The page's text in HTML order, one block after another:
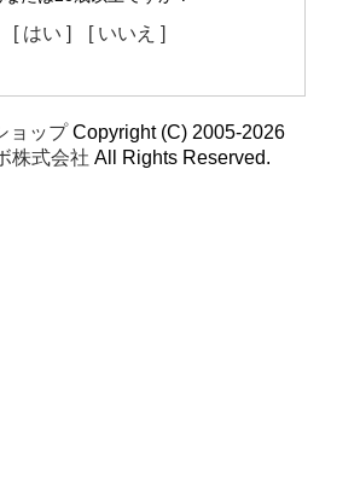
[ はい ] [ いいえ ]
ョップCopyright (C) 2005-2026
株式会社 All Rights Reserved.